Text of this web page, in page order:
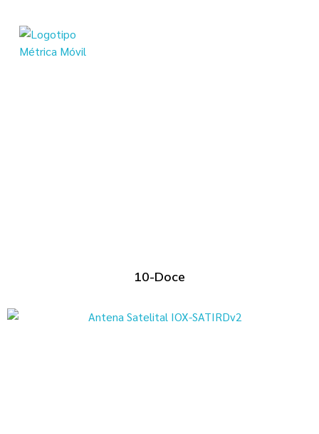
10-Doce